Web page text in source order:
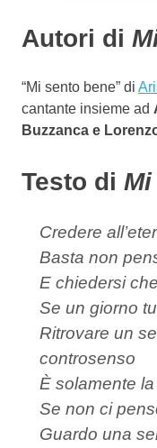
Autori di
“Mi sento bene” di
cantante insieme ad
Buzzanca e
Testo di
Credere
Basta non
E chiedersi
Se un giorno
Ritrovare un
controsenso
È solamente
Se non ci
Guardo una